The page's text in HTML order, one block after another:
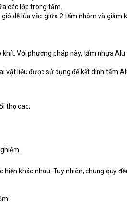
các lớp trong tấm.
dễ lùa vào giữa 2 tấm nhôm và giảm
Với phương pháp này, tấm nhựa Alu
vật liệu được sử dụng để kết dính tấm
thọ cao;
khác nhau. Tuy nhiên, chung quy